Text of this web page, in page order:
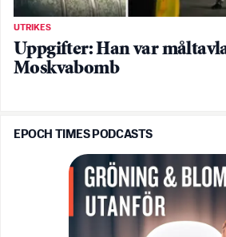
UTRIKES
Uppgifter: Han var
Moskvabomb
EPOCH TIMES PODCASTS